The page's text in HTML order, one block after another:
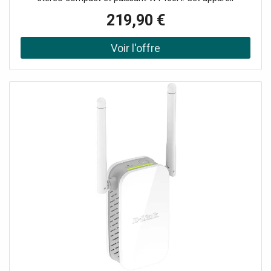
parleurs en un système audio multi-pièces HiFi sans fil
grâce à l'amplificateur numérique de classe D intégré. (Il
est équipé d'une fonction WIFI pour connecter vos haut-
parleurs à votre réseau domestique et lire de la musique
(Android) ou Q-play. Diffusez facilement votre musique
préférée via le streaming BT ou à partir de services de
domestique intelligente !Système audio multiroom
compact, Amplificateur numérique de classe D 4x 60W,
Amplificateur stéréo Wi-Fi Plug and Play, Peut être utilisé
avec l'application Legacy player (Android et iOS),
Récepteur BT pour le streaming audio, 10 préréglages
personnalisables (programmables via l'application),
Fonctionne également avec la plupart des autres services
de diffusion en continu, Entrée RCA et USB, Connexion
Ethernet RJ45, Indicateur LED pour les différentes
fonctions, Alimentation électrique stable et économe en
219,90 €